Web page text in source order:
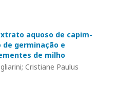
aquoso de capim-
de germinação e
de milho
Cristiane Paulus